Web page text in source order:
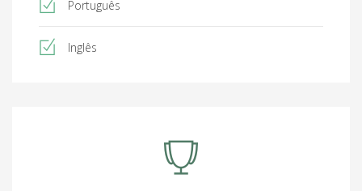
College London, Inglaterra, 2012
Português
Inglês